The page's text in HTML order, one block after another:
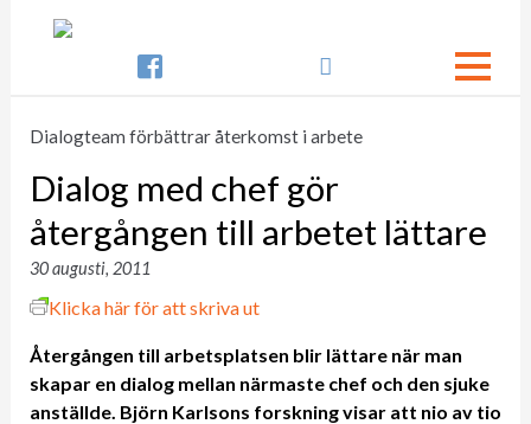

Dialogteam förbättrar återkomst i arbete
Dialog med chef gör
återgången till arbetet lättare
30 augusti, 2011
Klicka här för att skriva ut
Återgången till arbetsplatsen blir lättare när man
skapar en dialog mellan närmaste chef och den sjuke
anställde. Björn Karlsons forskning visar att nio av tio